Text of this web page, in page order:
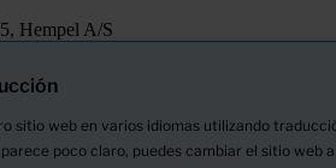
Hempel A/S
sitio web en varios idiomas utilizando
poco claro, puedes cambiar el sitio web